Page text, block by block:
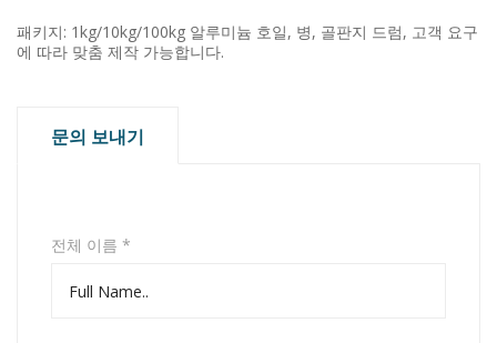
패키지: 1kg/10kg/100kg 알루미늄 호일, 병, 골판지 드럼, 고객 요구
에 따라 맞춤 제작 가능합니다.
문의 보내기
전체 이름 *